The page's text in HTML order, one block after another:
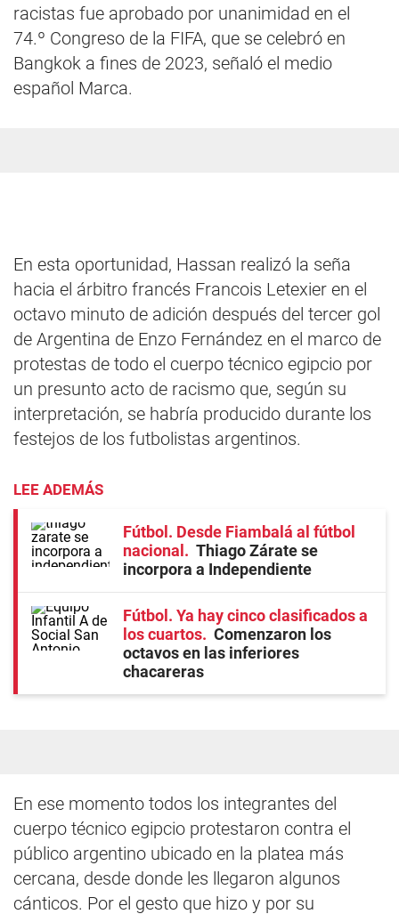
racistas fue aprobado por unanimidad en el
74.º Congreso de la FIFA, que se celebró en
Bangkok a fines de 2023, señaló el medio
español Marca.
En esta oportunidad, Hassan realizó la seña
hacia el árbitro francés Francois Letexier en el
octavo minuto de adición después del tercer gol
de Argentina de Enzo Fernández en el marco de
protestas de todo el cuerpo técnico egipcio por
un presunto acto de racismo que, según su
interpretación, se habría producido durante los
festejos de los futbolistas argentinos.
LEE ADEMÁS
Fútbol. Desde Fiambalá al fútbol
nacional
Thiago Zárate se
incorpora a Independiente
Fútbol. Ya hay cinco clasificados a
los cuartos
Comenzaron los
octavos en las inferiores
chacareras
En ese momento todos los integrantes del
cuerpo técnico egipcio protestaron contra el
público argentino ubicado en la platea más
cercana, desde donde les llegaron algunos
cánticos. Por el gesto que hizo y por su